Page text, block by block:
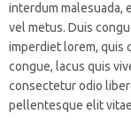
interdum malesuada,
vel metus. Duis
imperdiet lorem, quis
congue, lacus quis
consectetur odio
pellentesque elit